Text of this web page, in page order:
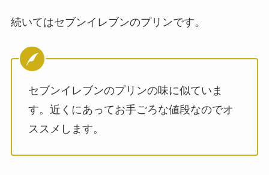
続いてはセブンイレブンのプリンです。
セブンイレブンのプリンの味に似ていま
す。近くにあってお手ごろな値段なのでオ
ススメします。